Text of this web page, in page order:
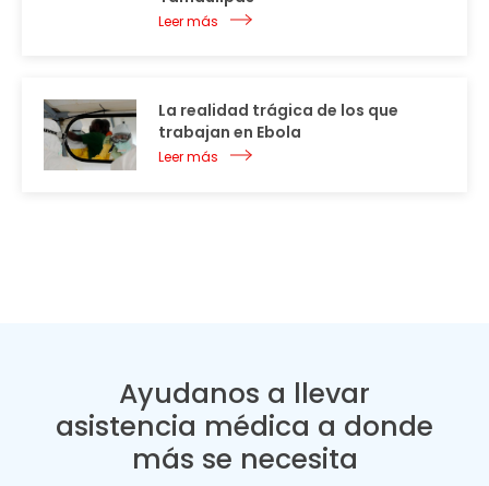
Leer más
La realidad trágica de los que
trabajan en Ebola
Leer más
Ayudanos a llevar
asistencia médica a donde
más se necesita